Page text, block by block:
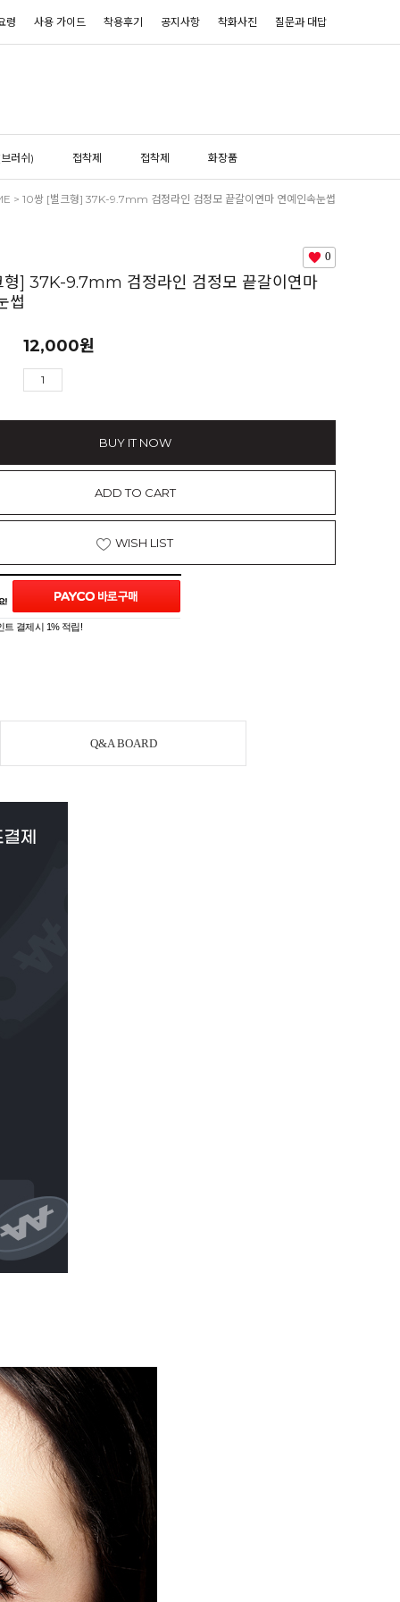
령 사용 가이드 착용후기 공지사항 착화사진 질문과 대답
러쉬) 접착제 접착제 화장품
> 10쌍 [벌크형] 37K-9.7mm 검정라인 검정모 끝갈이연마 연예인속눈썹
0
형] 37K-9.7mm 검정라인 검정모 끝갈이연마
썹
12,000원
BUY IT NOW
ADD TO CART
WISH LIST
트 결제시 1% 적립!
Q&A BOARD